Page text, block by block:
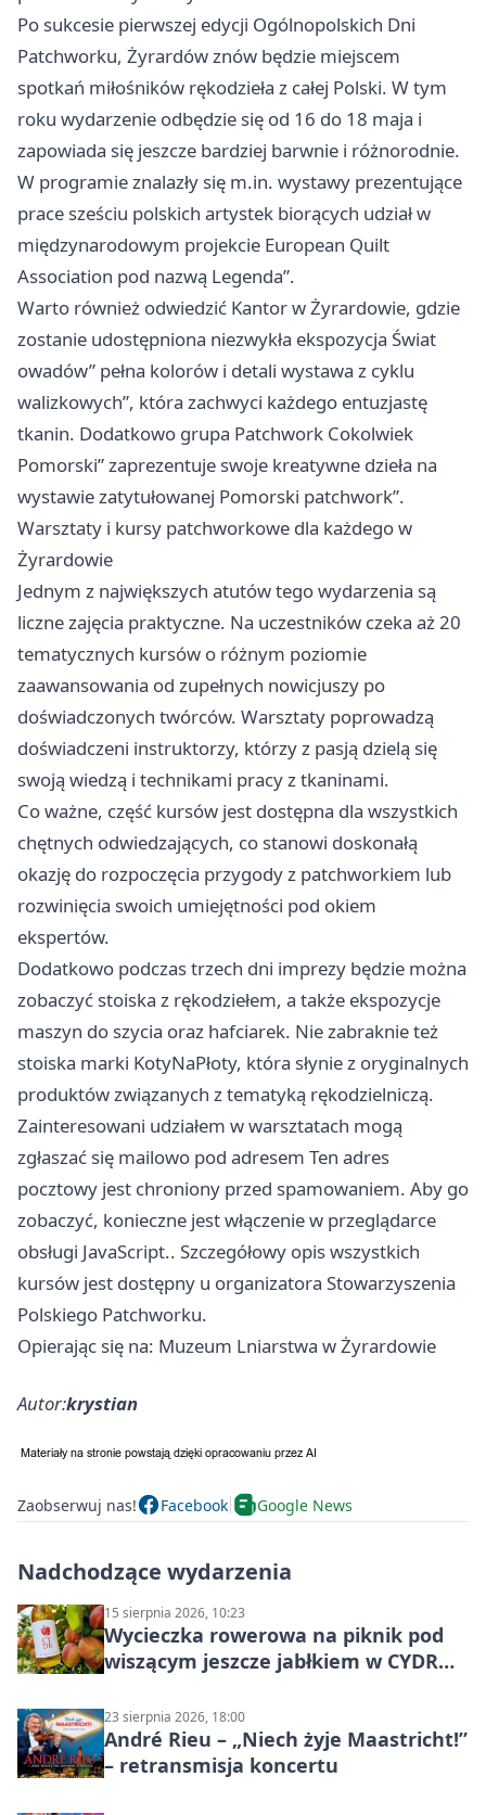
Po sukcesie pierwszej edycji Ogólnopolskich Dni
Patchworku, Żyrardów znów będzie miejscem
spotkań miłośników rękodzieła z całej Polski. W tym
roku wydarzenie odbędzie się od 16 do 18 maja i
zapowiada się jeszcze bardziej barwnie i różnorodnie.
W programie znalazły się m.in. wystawy prezentujące
prace sześciu polskich artystek biorących udział w
międzynarodowym projekcie European Quilt
Association pod nazwą Legenda”.
Warto również odwiedzić Kantor w Żyrardowie, gdzie
zostanie udostępniona niezwykła ekspozycja Świat
owadów” pełna kolorów i detali wystawa z cyklu
walizkowych”, która zachwyci każdego entuzjastę
tkanin. Dodatkowo grupa Patchwork Cokolwiek
Pomorski” zaprezentuje swoje kreatywne dzieła na
wystawie zatytułowanej Pomorski patchwork”.
Warsztaty i kursy patchworkowe dla każdego w
Żyrardowie
Jednym z największych atutów tego wydarzenia są
liczne zajęcia praktyczne. Na uczestników czeka aż 20
tematycznych kursów o różnym poziomie
zaawansowania od zupełnych nowicjuszy po
doświadczonych twórców. Warsztaty poprowadzą
doświadczeni instruktorzy, którzy z pasją dzielą się
swoją wiedzą i technikami pracy z tkaninami.
Co ważne, część kursów jest dostępna dla wszystkich
chętnych odwiedzających, co stanowi doskonałą
okazję do rozpoczęcia przygody z patchworkiem lub
rozwinięcia swoich umiejętności pod okiem
ekspertów.
Dodatkowo podczas trzech dni imprezy będzie można
zobaczyć stoiska z rękodziełem, a także ekspozycje
maszyn do szycia oraz hafciarek. Nie zabraknie też
stoiska marki KotyNaPłoty, która słynie z oryginalnych
produktów związanych z tematyką rękodzielniczą.
Zainteresowani udziałem w warsztatach mogą
zgłaszać się mailowo pod adresem Ten adres
pocztowy jest chroniony przed spamowaniem. Aby go
zobaczyć, konieczne jest włączenie w przeglądarce
obsługi JavaScript.. Szczegółowy opis wszystkich
kursów jest dostępny u organizatora Stowarzyszenia
Polskiego Patchworku.
Opierając się na: Muzeum Lniarstwa w Żyrardowie
Autor:krystian
Zaobserwuj nas! Facebook Google News
Nadchodzące wydarzenia
15 sierpnia 2026, 10:23
Wycieczka rowerowa na piknik pod
wiszącym jeszcze jabłkiem w CYDR
23 sierpnia 2026, 18:00
André Rieu – „Niech żyje Maastricht!”
– retransmisja koncertu